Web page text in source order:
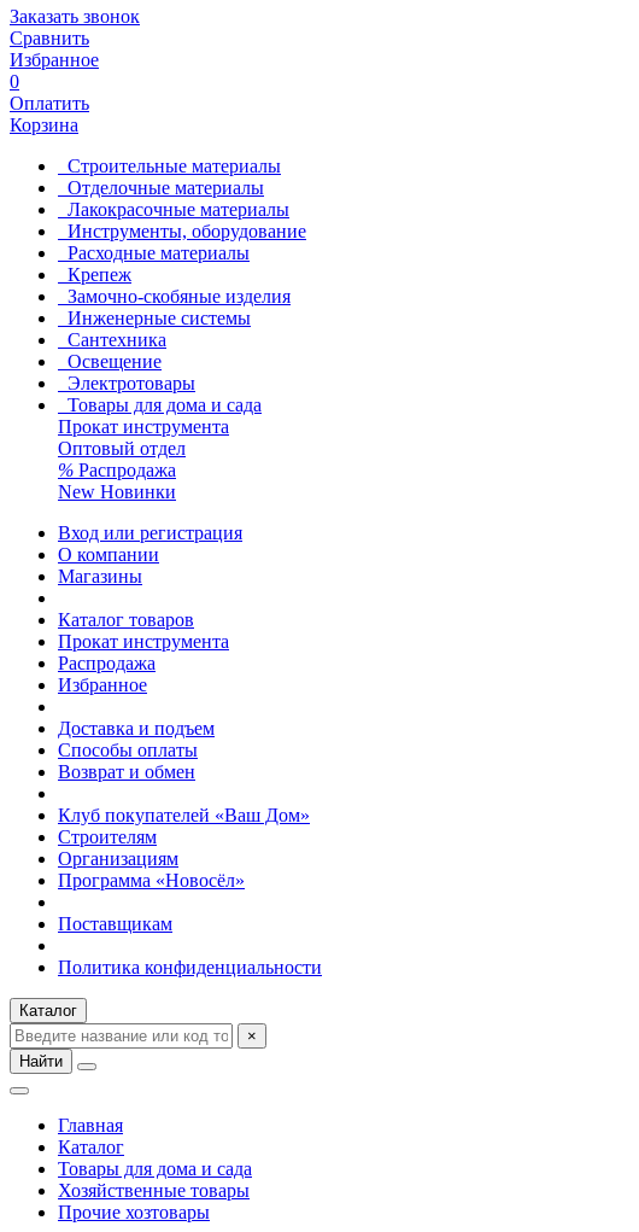
Заказать звонок
Сравнить
Избранное
0
Оплатить
Корзина
Строительные материалы
Отделочные материалы
Лакокрасочные материалы
Инструменты, оборудование
Расходные материалы
Крепеж
Замочно-скобяные изделия
Инженерные системы
Сантехника
Освещение
Электротовары
Товары для дома и сада
Прокат инструмента
Оптовый отдел
% Распродажа
New Новинки
Вход или регистрация
О компании
Магазины
Каталог товаров
Прокат инструмента
Распродажа
Избранное
Доставка и подъем
Способы оплаты
Возврат и обмен
Клуб покупателей «Ваш Дом»
Строителям
Организациям
Программа «Новосёл»
Поставщикам
Политика конфиденциальности
Каталог
×
Найти
Главная
Каталог
Товары для дома и сада
Хозяйственные товары
Прочие хозтовары